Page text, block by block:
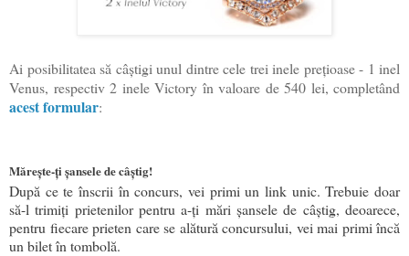
Ai posibilitatea să câștigi unul dintre cele trei inele prețioase - 1 inel
Venus, respectiv 2 inele Victory în valoare de 540 lei, completând
acest formular:
Mărește-ți șansele de câștig!
După ce te înscrii în concurs, vei primi un link unic. Trebuie doar
să-l trimiți prietenilor pentru a-ți mări șansele de câștig, deoarece,
pentru fiecare prieten care se alătură concursului, vei mai primi încă
un bilet în tombolă.